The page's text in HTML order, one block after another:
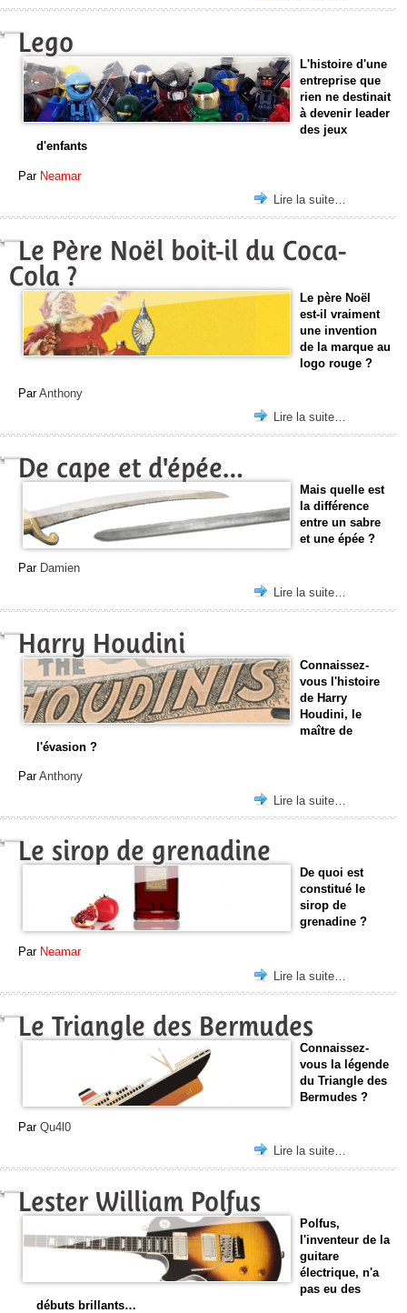
Lego
L'histoire d'une
entreprise que
rien ne destinait
à devenir leader
des jeux
d'enfants
Par Neamar
Lire la suite…
Le Père Noël boit-il du Coca-
Cola ?
Le père Noël
est-il vraiment
une invention
de la marque au
logo rouge ?
ParAnthony
Lire la suite…
De cape et d'épée…
Mais quelle est
la différence
entre un sabre
et une épée ?
Par Damien
Lire la suite…
Harry Houdini
Connaissez-
vous l'histoire
de Harry
Houdini, le
maître de
l'évasion ?
ParAnthony
Lire la suite…
Le sirop de grenadine
De quoi est
constitué le
sirop de
grenadine ?
Par Neamar
Lire la suite…
Le Triangle des Bermudes
Connaissez-
vous la légende
du Triangle des
Bermudes ?
Par Qu4l0
Lire la suite…
Lester William Polfus
Polfus,
l'inventeur de la
guitare
électrique, n'a
pas eu des
débuts brillants…